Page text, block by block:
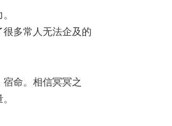
多常人无法企及的
命。相信冥冥之